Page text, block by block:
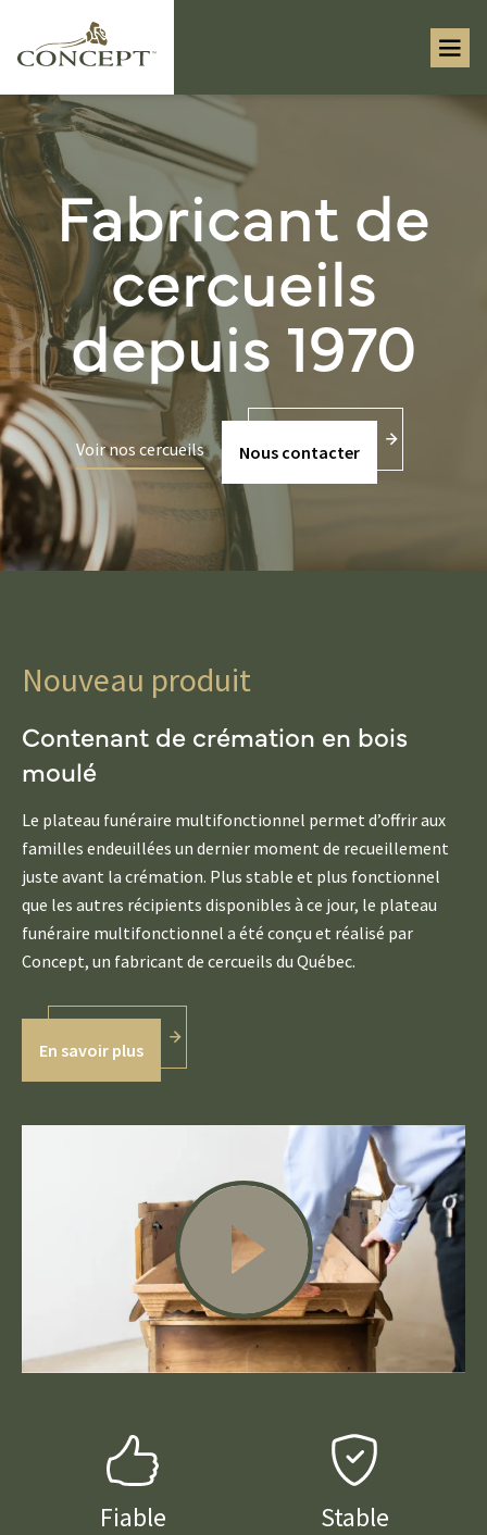
Fabricant de
cercueils
depuis 1970
Voir nos cercueils Nous contacter
Nouveau produit
Contenant de crémation en bois
moulé
Le plateau funéraire multifonctionnel permet d’offrir aux
familles endeuillées un dernier moment de recueillement
juste avant la crémation. Plus stable et plus fonctionnel
que les autres récipients disponibles à ce jour, le plateau
funéraire multifonctionnel a été conçu et réalisé par
Concept, un fabricant de cercueils du Québec.
En savoir plus
Fiable Stable